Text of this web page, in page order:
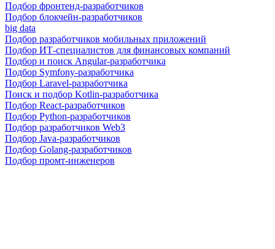
Подбор фронтенд-разработчиков
Подбор блокчейн-разработчиков
big data
Подбор разработчиков мобильных приложений
Подбор ИТ-специалистов для финансовых компаний
Подбор и поиск Angular-разработчика
Подбор Symfony-разработчика
Подбор Laravel-разработчика
Поиск и подбор Kotlin-разработчика
Подбор React-разработчиков
Подбор Python-разработчиков
Подбор разработчиков Web3
Подбор Java-разработчиков
Подбор Golang-разработчиков
Подбор промт-инженеров